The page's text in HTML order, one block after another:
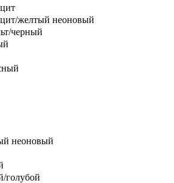
желтый неоновый
черный
неоновый
голубой